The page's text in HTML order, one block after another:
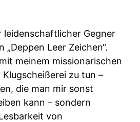
leidenschaftlicher Gegner
Leer Zeichen“.
meinem missionarischen
zu tun –
die man mir sonst
kann – sondern
von